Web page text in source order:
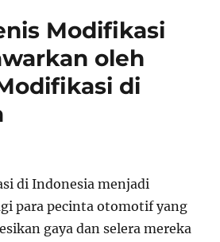
Modifikasi
oleh
di
di Indonesia menjadi
para pecinta otomotif yang
gaya dan selera mereka